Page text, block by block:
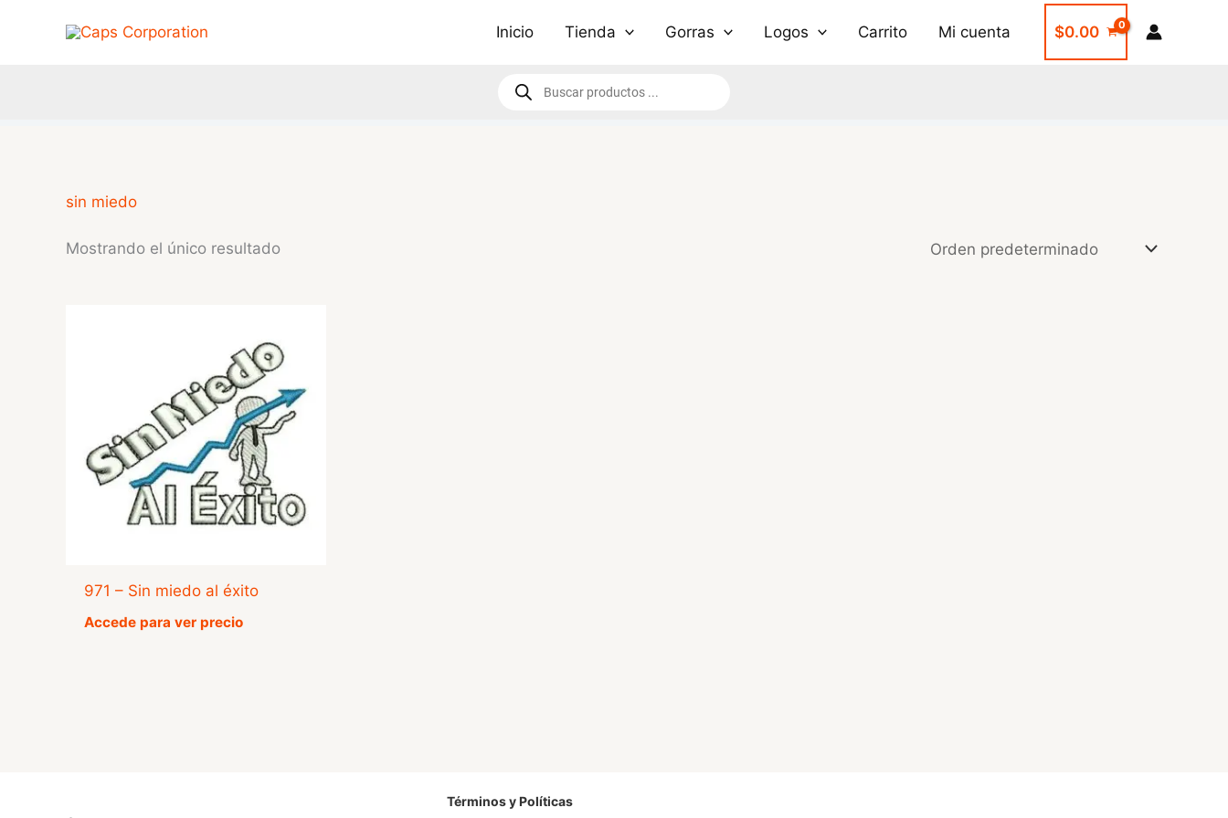
Inicio Tienda Gorras Logos Carrito Mi cuenta $0.00
Búsqueda
de
sin miedo
Mostrando el único resultado
971 – Sin miedo al éxito
Accede para ver precio
Términos y Políticas